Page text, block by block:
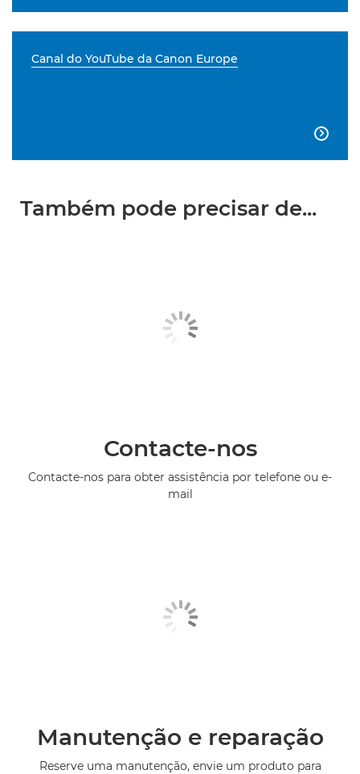
Canal do YouTube da Canon Europe

Também pode precisar de...
Contacte-nos
Contacte-nos para obter assistência por telefone ou e-
mail
Manutenção e reparação
Reserve uma manutenção, envie um produto para